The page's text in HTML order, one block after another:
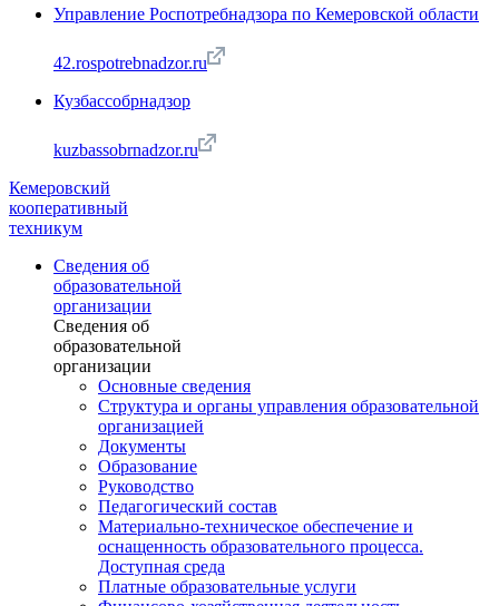
Управление Роспотребнадзора по Кемеровской области
42.rospotrebnadzor.ru
Кузбассобрнадзор
kuzbassobrnadzor.ru
Кемеровский
кооперативный
техникум
Сведения об
образовательной
организации
Сведения об
образовательной
организации
Основные сведения
Структура и органы управления образовательной
организацией
Документы
Образование
Руководство
Педагогический состав
Материально-техническое обеспечение и
оснащенность образовательного процесса.
Доступная среда
Платные образовательные услуги